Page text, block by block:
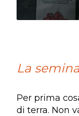
La
Per prima
di terra. Non